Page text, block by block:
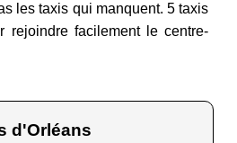
les taxis qui manquent. 5 taxis
rejoindre facilement le centre-
d'Orléans